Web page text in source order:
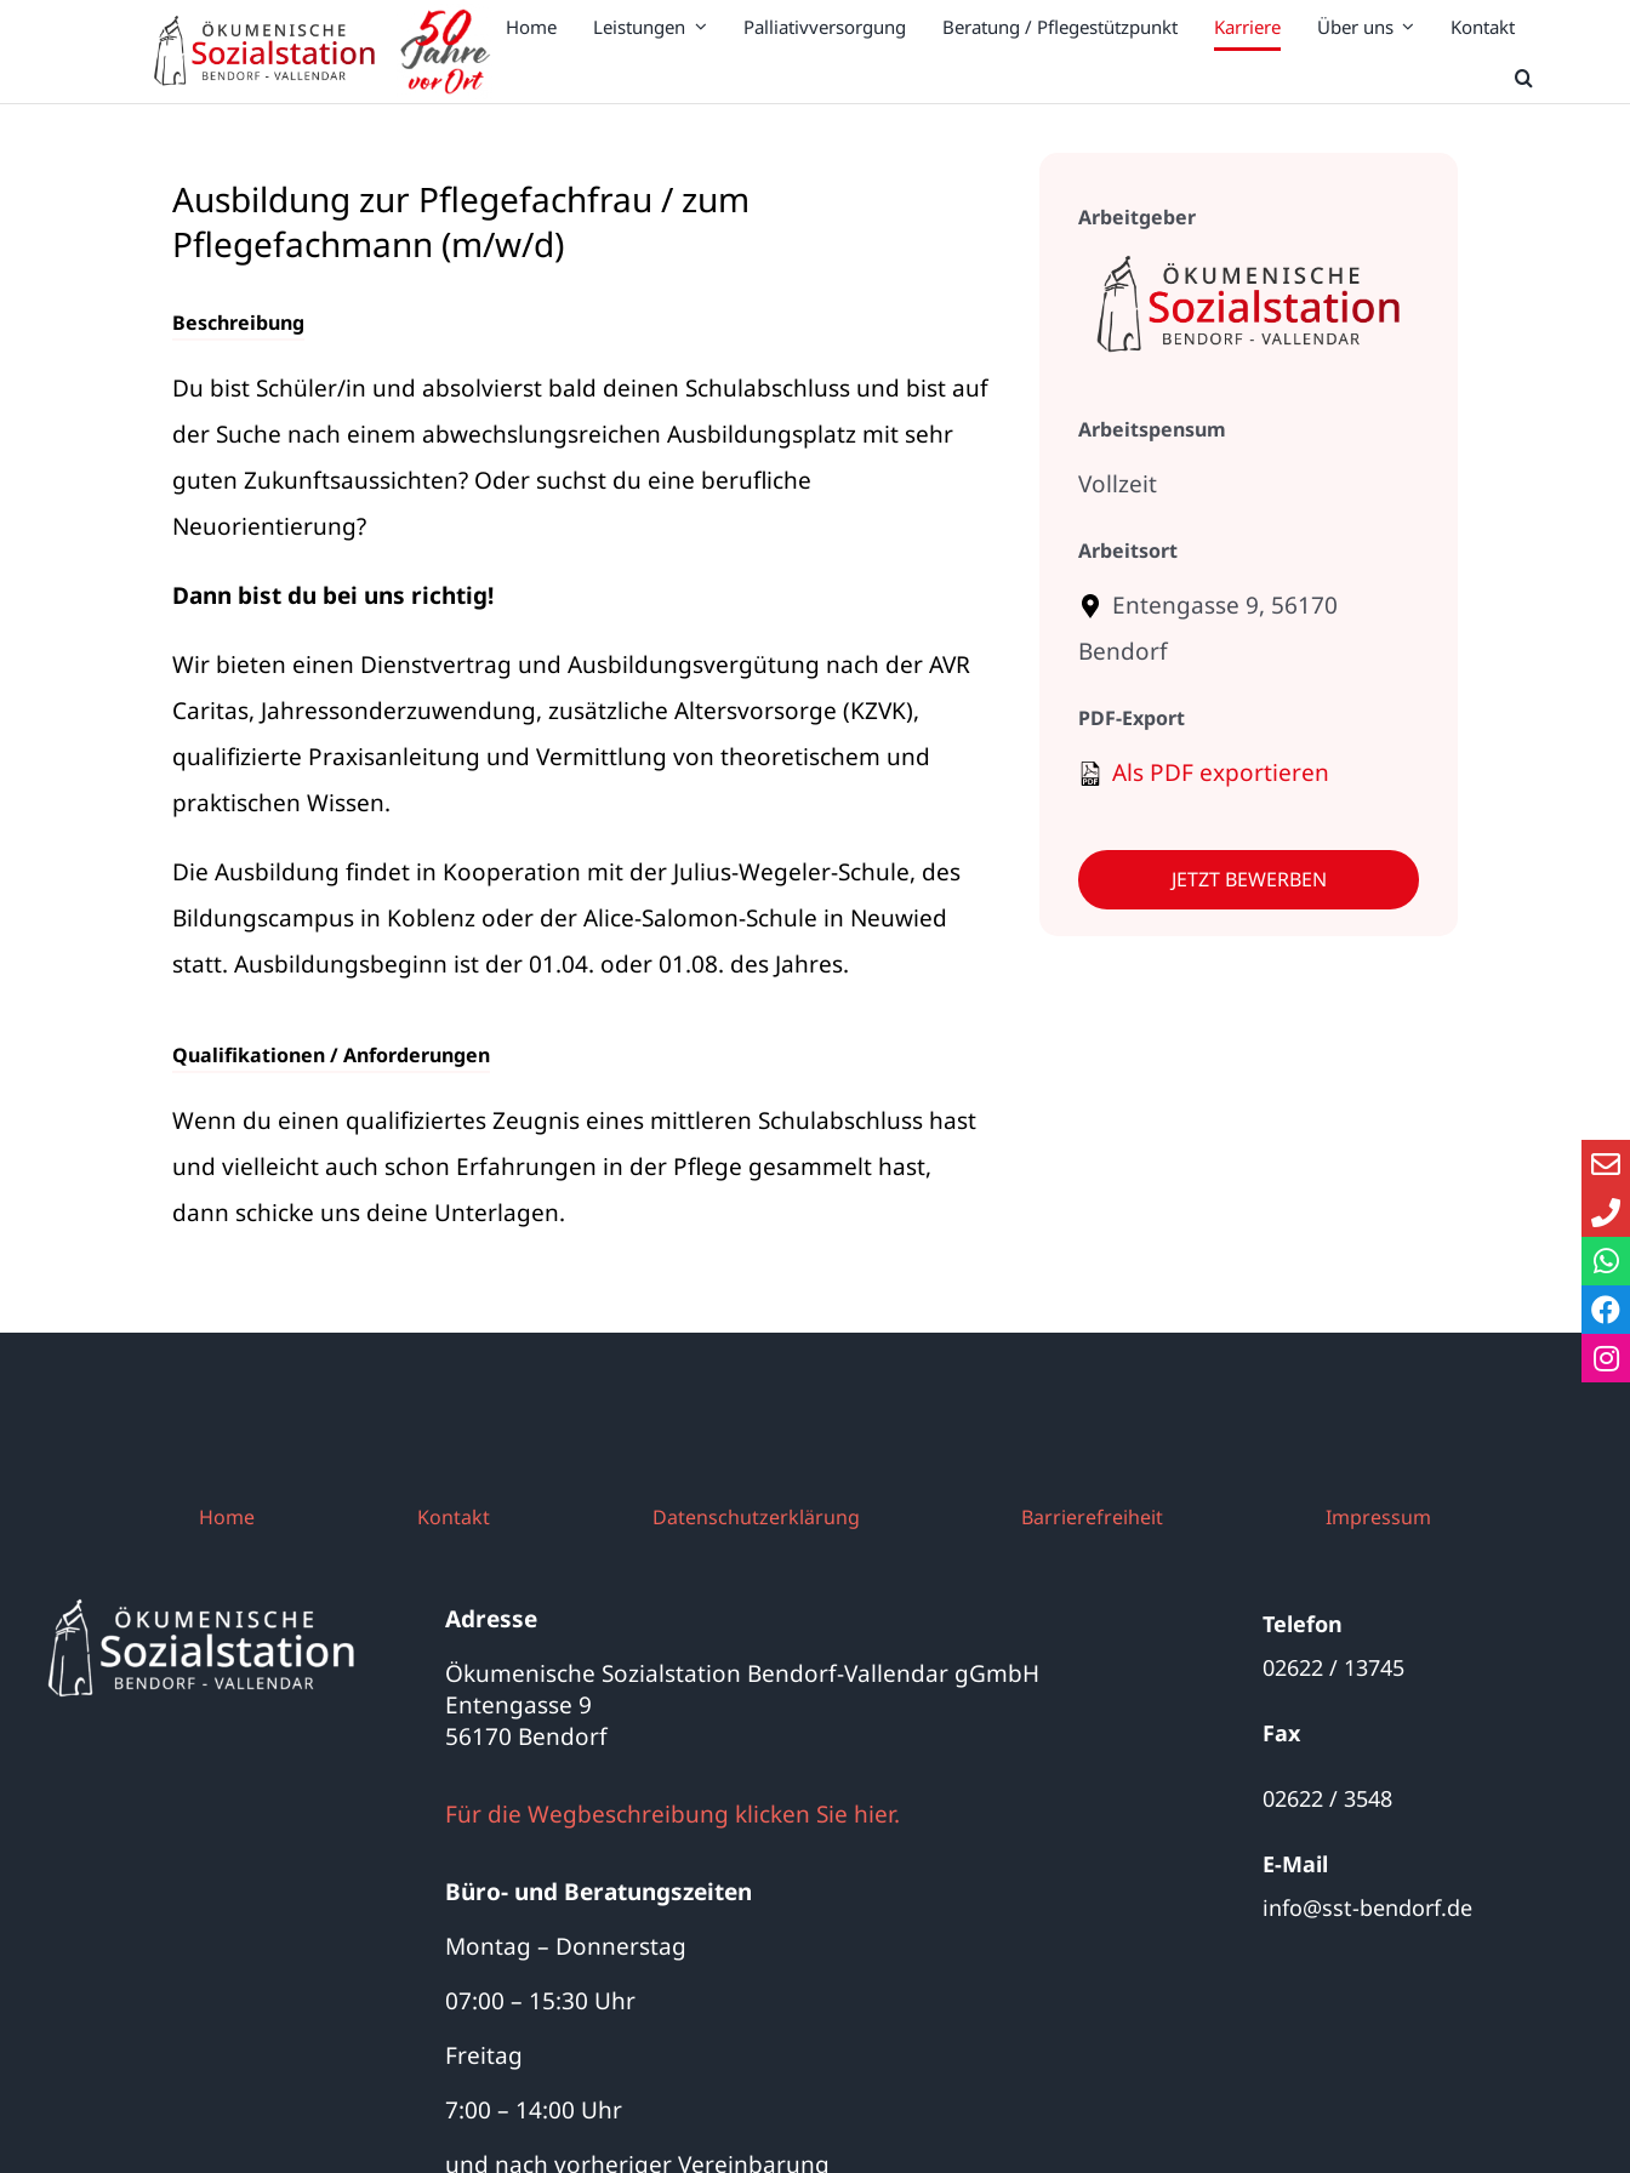
springen
Home Leistungen Palliativversorgung Beratung / Pflegestützpunkt Karriere Über uns Kontakt
Ausbildung zur Pflegefachfrau / zum
Pflegefachmann (m/w/d)
Beschreibung
Du bist Schüler/in und absolvierst bald deinen Schulabschluss und bist auf
der Suche nach einem abwechslungsreichen Ausbildungsplatz mit sehr
guten Zukunftsaussichten? Oder suchst du eine berufliche
Neuorientierung?
Dann bist du bei uns richtig!
Wir bieten einen Dienstvertrag und Ausbildungsvergütung nach der AVR
Caritas, Jahressonderzuwendung, zusätzliche Altersvorsorge (KZVK),
qualifizierte Praxisanleitung und Vermittlung von theoretischem und
praktischen Wissen.
Die Ausbildung findet in Kooperation mit der Julius-Wegeler-Schule, des
Bildungscampus in Koblenz oder der Alice-Salomon-Schule in Neuwied
statt. Ausbildungsbeginn ist der 01.04. oder 01.08. des Jahres.
Qualifikationen / Anforderungen
Wenn du einen qualifiziertes Zeugnis eines mittleren Schulabschluss hast
und vielleicht auch schon Erfahrungen in der Pflege gesammelt hast,
dann schicke uns deine Unterlagen.
Arbeitgeber
Arbeitspensum
Vollzeit
Arbeitsort
Entengasse 9, 56170
Bendorf
PDF-Export
Als PDF exportieren
JETZT BEWERBEN
Home Kontakt Datenschutzerklärung Barrierefreiheit Impressum
Adresse
Ökumenische Sozialstation Bendorf-Vallendar gGmbH
Entengasse 9
56170 Bendorf
Für die Wegbeschreibung klicken Sie hier.
Büro- und Beratungszeiten
Montag – Donnerstag
07:00 – 15:30 Uhr
Freitag
7:00 – 14:00 Uhr
und nach vorheriger Vereinbarung
Telefon
02622 / 13745
Fax
02622 / 3548
E-Mail
info@sst-bendorf.de